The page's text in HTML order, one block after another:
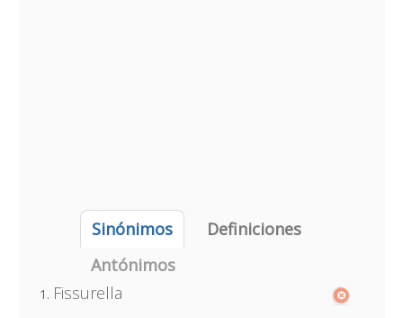
Sinónimos
Definiciones
Antónimos
Fissurella